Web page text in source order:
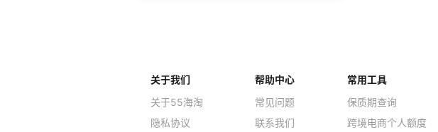
关于我们
关于55海淘
隐私协议
帮助中心
常见问题
联系我们
常用工具
保质期查询
跨境电商个人额度